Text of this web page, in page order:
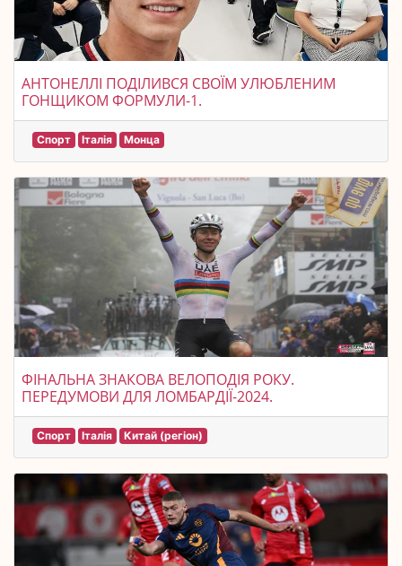
АНТОНЕЛЛІ ПОДІЛИВСЯ СВОЇМ УЛЮБЛЕНИМ
ГОНЩИКОМ ФОРМУЛИ-1.
Спорт Італія Монца
ФІНАЛЬНА ЗНАКОВА ВЕЛОПОДІЯ РОКУ.
ПЕРЕДУМОВИ ДЛЯ ЛОМБАРДІЇ-2024.
Спорт Італія Китай (регіон)